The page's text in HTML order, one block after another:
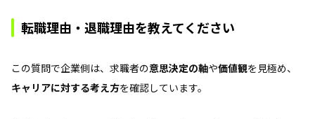
転職理由・退職理由を教えてください
この質問で企業側は、求職者の意思決定の軸や価値観を見極め、
キャリアに対する考え方を確認しています。